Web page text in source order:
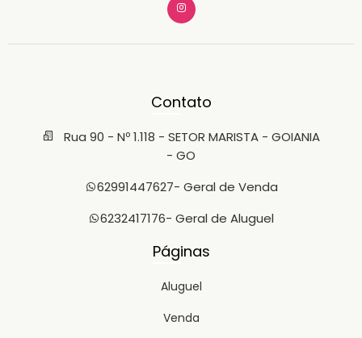
Contato
Rua 90 - Nº 1.118 - SETOR MARISTA - GOIANIA
- GO
62991447627- Geral de Venda
6232417176- Geral de Aluguel
Páginas
Aluguel
Venda